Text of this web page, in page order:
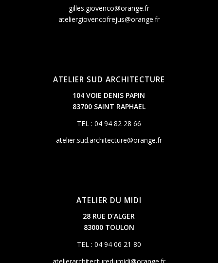
gilles.giovenco@orange.fr
ateliergiovencofrejus@orange.fr
ATELIER SUD ARCHITECTURE
104 VOIE DENIS PAPIN
83700 SAINT RAPHAEL
TEL : 04 94 82 28 66
atelier.sud.architecture@orange.fr
ATELIER DU MIDI
28 RUE D’ALGER
83000 TOULON
TEL : 04 94 06 21 80